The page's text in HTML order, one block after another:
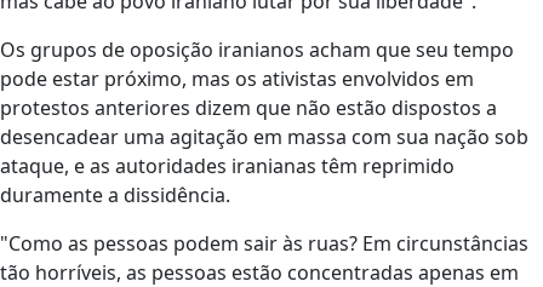
Os grupos de oposição iranianos acham que seu tempo
pode estar próximo, mas os ativistas envolvidos em
protestos anteriores dizem que não estão dispostos a
desencadear uma agitação em massa com sua nação sob
ataque, e as autoridades iranianas têm reprimido
duramente a dissidência.
"Como as pessoas podem sair às ruas? Em circunstâncias
tão horríveis, as pessoas estão concentradas apenas em